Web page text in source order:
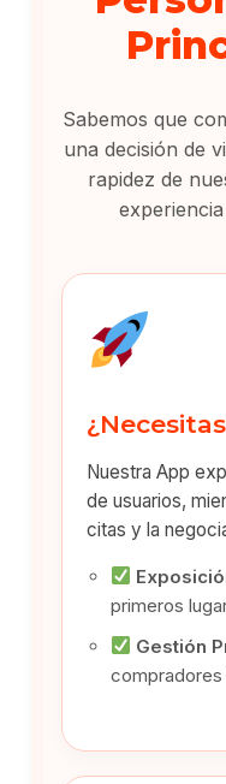
Sabemos que
una decisión de
rapidez de
Nuestra App
de usuarios,
citas y la
primeros
Gestión
compradores